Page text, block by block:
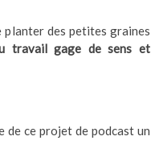
planter des petites graines
travail gage de sens et
de ce projet de podcast un